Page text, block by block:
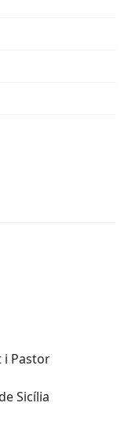
i Pastor
Sicília